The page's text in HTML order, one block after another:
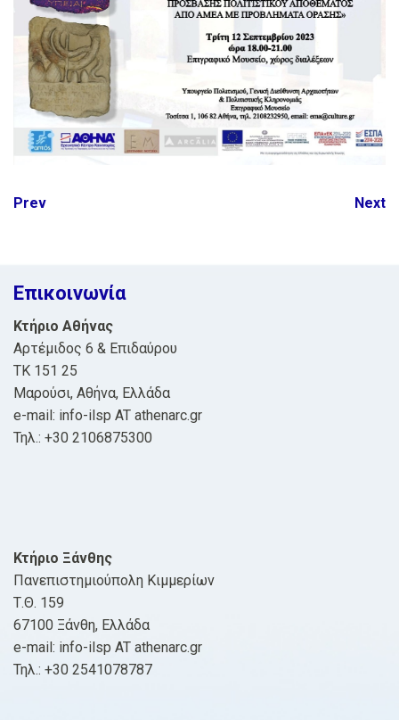
Post
Prev Next
Επικοινωνία
Κτήριο Αθήνας
Αρτέμιδος 6 & Επιδαύρου
ΤΚ 151 25
Μαρούσι, Αθήνα, Ελλάδα
e-mail: info-ilsp AT athenarc.gr
Τηλ.: +30 2106875300
Κτήριο Ξάνθης
Πανεπιστημιούπολη Κιμμερίων
Τ.Θ. 159
67100 Ξάνθη, Ελλάδα
e-mail: info-ilsp AT athenarc.gr
Τηλ.: +30 2541078787